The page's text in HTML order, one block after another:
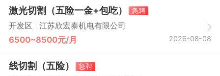
激光切割（五险一金+包吃）
急聘
开发区
江苏欣宏泰机电有限公司
6500~8500元/月 2026-08-08
线切割（五险）
急聘